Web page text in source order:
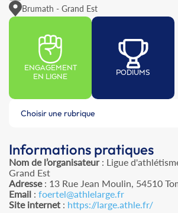
Brumath - Grand Est
ENGAGEMENT
EN LIGNE
PODIUMS
Choisir une rubrique
Informations pratiques
Nom de l’organisateur: Ligue
Grand Est
Adresse: 13 Rue Jean Moulin, 54510
Email : foertel@athlelarge.fr
Site internet : https://large.athle.fr/